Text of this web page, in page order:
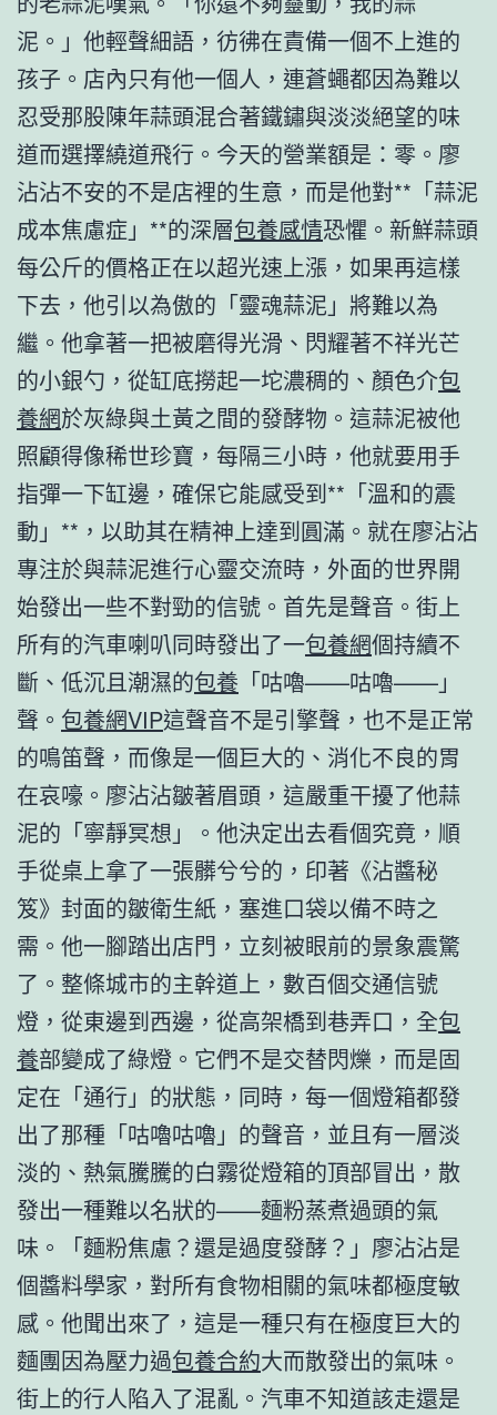
泥。」他輕聲細語，彷彿在責備一個不上進的
孩子。店內只有他一個人，連蒼蠅都因為難以
忍受那股陳年蒜頭混合著鐵鏽與淡淡絕望的味
道而選擇繞道飛行。今天的營業額是：零。廖
沾沾不安的不是店裡的生意，而是他對**「蒜泥
成本焦慮症」**的深層包養感情恐懼。新鮮蒜頭
每公斤的價格正在以超光速上漲，如果再這樣
下去，他引以為傲的「靈魂蒜泥」將難以為
繼。他拿著一把被磨得光滑、閃耀著不祥光芒
的小銀勺，從缸底撈起一坨濃稠的、顏色介包
養網於灰綠與土黃之間的發酵物。這蒜泥被他
照顧得像稀世珍寶，每隔三小時，他就要用手
指彈一下缸邊，確保它能感受到**「溫和的震
動」**，以助其在精神上達到圓滿。就在廖沾沾
專注於與蒜泥進行心靈交流時，外面的世界開
始發出一些不對勁的信號。首先是聲音。街上
所有的汽車喇叭同時發出了一包養網個持續不
斷、低沉且潮濕的包養 「咕嚕——咕嚕——」
聲。 包養網VIP這聲音不是引擎聲，也不是正常
的鳴笛聲，而像是一個巨大的、消化不良的胃
在哀嚎。廖沾沾皺著眉頭，這嚴重干擾了他蒜
泥的「寧靜冥想」。他決定出去看個究竟，順
手從桌上拿了一張髒兮兮的，印著《沾醬秘
笈》封面的皺衛生紙，塞進口袋以備不時之
需。他一腳踏出店門，立刻被眼前的景象震驚
了。整條城市的主幹道上，數百個交通信號
燈，從東邊到西邊，從高架橋到巷弄口，全包
養部變成了綠燈。它們不是交替閃爍，而是固
定在「通行」的狀態，同時，每一個燈箱都發
出了那種「咕嚕咕嚕」的聲音，並且有一層淡
淡的、熱氣騰騰的白霧從燈箱的頂部冒出，散
發出一種難以名狀的——麵粉蒸煮過頭的氣
味。「麵粉焦慮？還是過度發酵？」廖沾沾是
個醬料學家，對所有食物相關的氣味都極度敏
感。他聞出來了，這是一種只有在極度巨大的
麵團因為壓力過包養合約大而散發出的氣味。
街上的行人陷入了混亂。汽車不知道該走還是